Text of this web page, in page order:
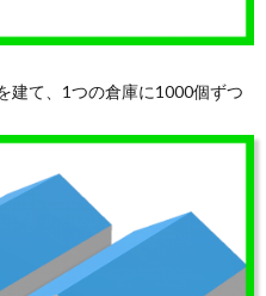
建て、1つの倉庫に1000個ずつ